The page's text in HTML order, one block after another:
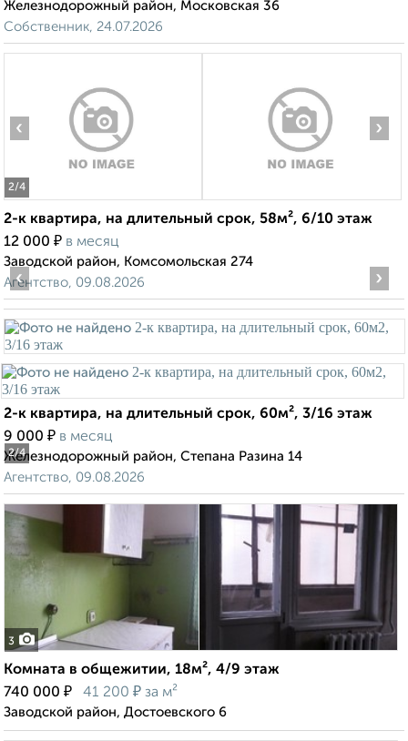
Железнодорожный район, Московская 36
Собственник, 24.07.2026
2/4
‹ ›
2-к квартира, на длительный срок, 58м², 6/10 этаж
12 000 ₽ в месяц
Заводской район, Комсомольская 274
Агентство, 09.08.2026
2/4
‹ ›
2-к квартира, на длительный срок, 60м², 3/16 этаж
9 000 ₽ в месяц
Железнодорожный район, Степана Разина 14
Агентство, 09.08.2026
3
Комната в общежитии, 18м², 4/9 этаж
740 000 ₽ 41 200 ₽ за м²
Заводской район, Достоевского 6